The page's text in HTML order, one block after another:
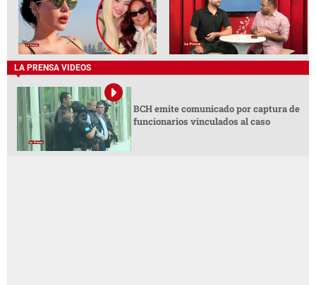
LA PRENSA VIDEOS
BCH emite comunicado por captura de
funcionarios vinculados al caso